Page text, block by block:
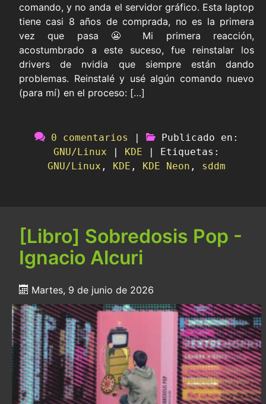
comando, y no anda el servidor gráfico. Esta laptop
tiene casi 8 años de comprada, no es la primera
vez que pasa 😬 Mi primera reacción,
acostumbrado a este suceso, fue reinstalar los
drivers de nvidia que siempre están dando
problemas. Reinstalé y usé algún comando nuevo
(para mí) en el proceso: […]
0 comentarios |
Publicado en:
GNU/Linux | KDE | Etiquetas:
GNU/Linux , KDE , KDE Neon , sddm
[Libro] Sobredosis Pop -
Ignacio Alcuri
Martes, 9 de junio de 2026